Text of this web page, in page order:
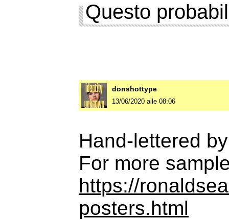
Questo
donshottype
13/06/2020 alle 08:06
Hand-lettered
For more
https://
posters.html